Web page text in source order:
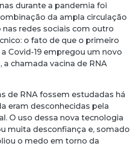
durante a pandemia foi
da ampla circulação
redes sociais com outro
o fato de que o primeiro
Covid-19 empregou um novo
chamada vacina de RNA
de RNA fossem estudadas há
eram desconhecidas pela
O uso dessa nova tecnologia
muita desconfiança e, somado
o medo em torno da